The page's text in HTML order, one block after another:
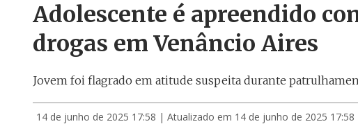
Adolescente é apreendido
drogas em Venâncio Aires
Jovem foi flagrado em atitude suspeita durante
14 de junho de 2025 17:58 | Atualizado em 14 de junho de 2025 17:58